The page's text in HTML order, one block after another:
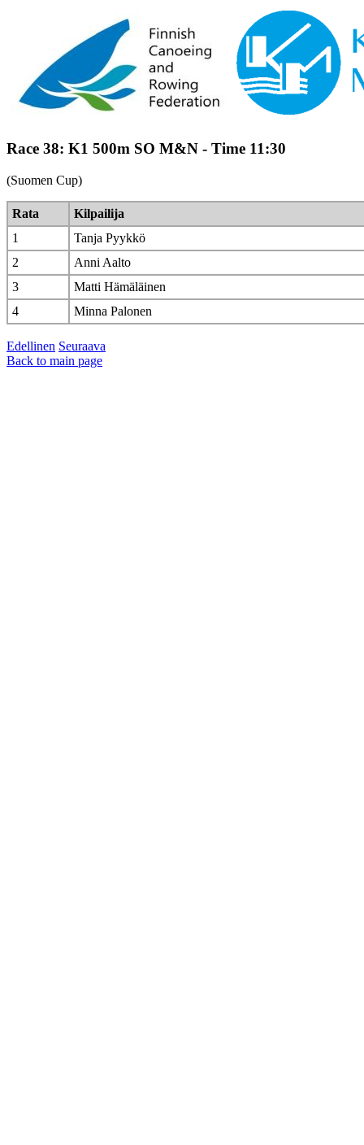
Race 38: K1 500m SO M&N - Time 11:30
(Suomen Cup)
Rata
Kilpailija
1
Tanja Pyykkö
2
Anni Aalto
3
Matti Hämäläinen
4
Minna Palonen
Edellinen Seuraava
Back to main page